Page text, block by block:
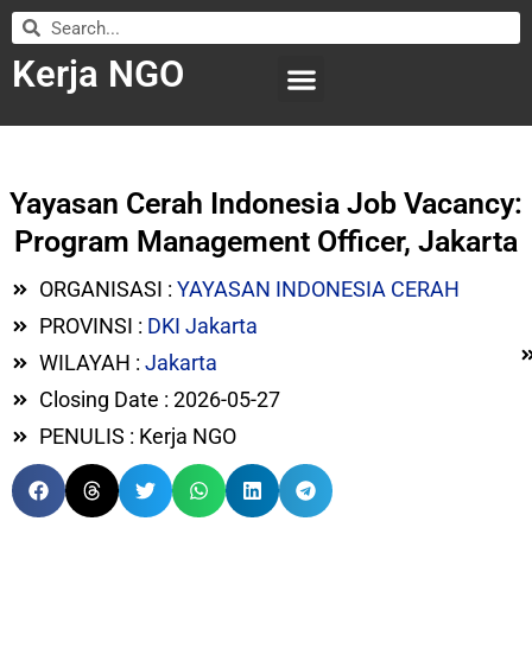
Kerja NGO
Yayasan Cerah Indonesia Job Vacancy:
Program Management Officer, Jakarta
ORGANISASI : YAYASAN INDONESIA CERAH
PROVINSI : DKI Jakarta
WILAYAH : Jakarta
Closing Date : 2026-05-27
PENULIS : Kerja NGO